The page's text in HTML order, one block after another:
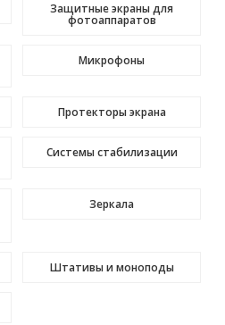
Защитные экраны для
фотоаппаратов
Микрофоны
Протекторы экрана
Системы стабилизации
Зеркала
Штативы и моноподы